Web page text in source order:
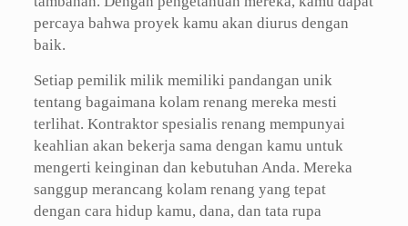
percaya bahwa proyek kamu akan diurus dengan
baik.
Setiap pemilik milik memiliki pandangan unik
tentang bagaimana kolam renang mereka mesti
terlihat. Kontraktor spesialis renang mempunyai
keahlian akan bekerja sama dengan kamu untuk
mengerti keinginan dan kebutuhan Anda. Mereka
sanggup merancang kolam renang yang tepat
dengan cara hidup kamu, dana, dan tata rupa